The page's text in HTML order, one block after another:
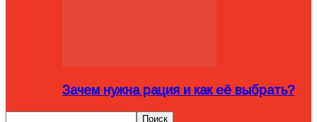
Зачем нужна рация и как её выбрать?